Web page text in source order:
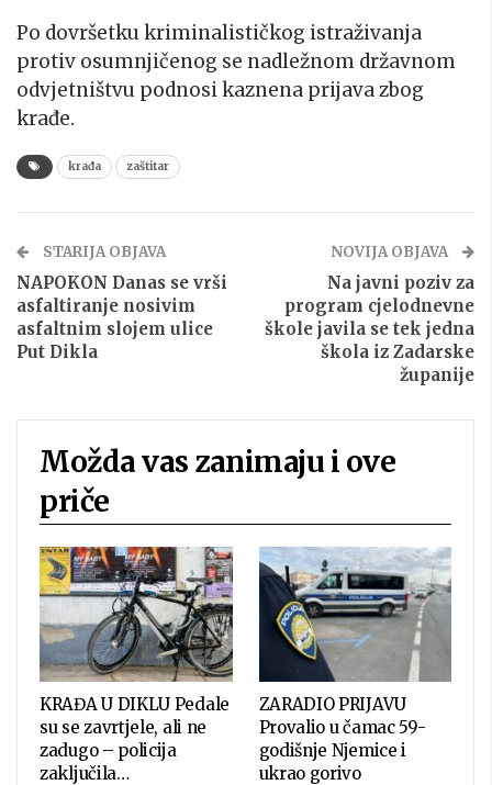
Po dovršetku kriminalističkog istraživanja
protiv osumnjičenog se nadležnom državnom
odvjetništvu podnosi kaznena prijava zbog
krađe.
krađa zaštitar
STARIJA OBJAVA
NAPOKON Danas se vrši
asfaltiranje nosivim
asfaltnim slojem ulice
Put Dikla
NOVIJA OBJAVA
Na javni poziv za
program cjelodnevne
škole javila se tek jedna
škola iz Zadarske
županije
Možda vas zanimaju i ove
priče
KRAĐA U DIKLU Pedale
su se zavrtjele, ali ne
zadugo – policija
zaključila…
ZARADIO PRIJAVU
Provalio u čamac 59-
godišnje Njemice i
ukrao gorivo